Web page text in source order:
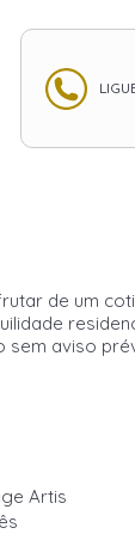
de um
sem aviso
Artis